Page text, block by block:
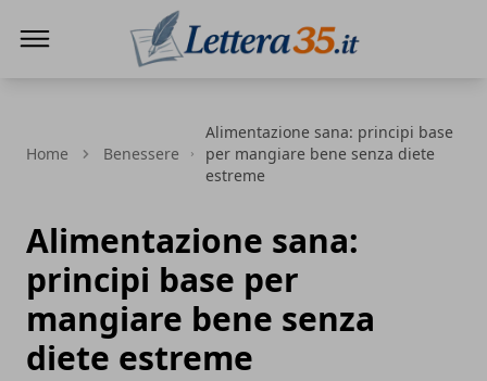
Home Benessere
Alimentazione sana: principi base
per mangiare bene senza diete
estreme
Alimentazione sana:
principi base per
mangiare bene senza
diete estreme